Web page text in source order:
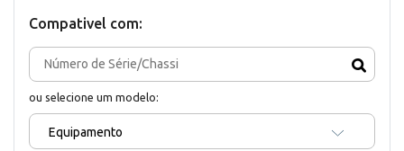
Compativel com:
ou selecione um modelo:
Equipamento